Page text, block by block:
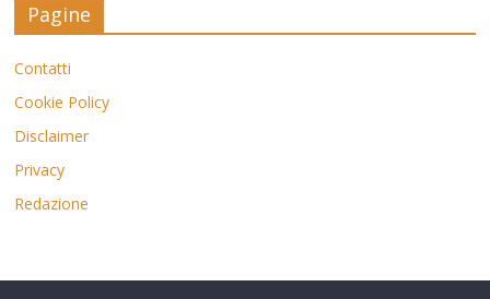
Pagine
Contatti
Cookie Policy
Disclaimer
Privacy
Redazione